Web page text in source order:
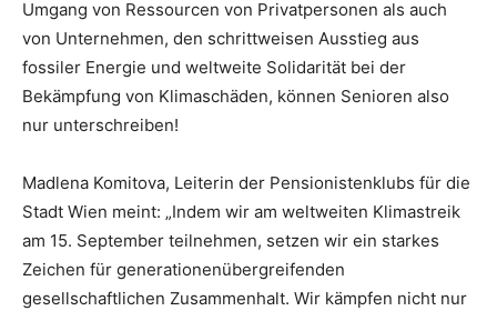
Umgang von Ressourcen von Privatpersonen als auch
von Unternehmen, den schrittweisen Ausstieg aus
fossiler Energie und weltweite Solidarität bei der
Bekämpfung von Klimaschäden, können Senioren also
nur unterschreiben!
Madlena Komitova, Leiterin der Pensionistenklubs für die
Stadt Wien meint: „Indem wir am weltweiten Klimastreik
am 15. September teilnehmen, setzen wir ein starkes
Zeichen für generationenübergreifenden
gesellschaftlichen Zusammenhalt. Wir kämpfen nicht nur